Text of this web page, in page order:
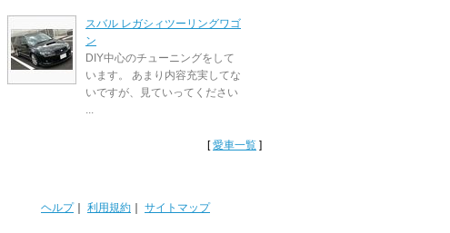
スバル レガシィツーリングワゴ
ン
DIY中心のチューニングをして
います。 あまり内容充実してな
いですが、見ていってください
...
[愛車一覧 ]
ヘルプ｜ 利用規約 サイトマップ